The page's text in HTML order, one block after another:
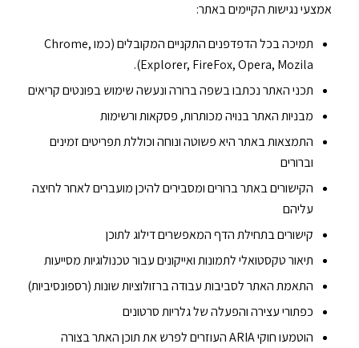
אמצעי נגישות הקיימים באתר:
תמיכה בכל הדפדפנים התקניים המקובלים (כמו Chrome,
Explorer, FireFox, Opera, Mozila).
תכני האתר נכתבו בשפה ברורה ונעשה שימוש בפונטים קריאים
מבניות האתר בנויה מכותרות, פסקאות ורשימות
התמצאות באתר היא פשוטה ונוחה וכוללת תפריטים זמינים
וברורים
הקישורים באתר ברורים ומסבירים להיכן מועברים לאחר לחיצה
עליהם
קישורים בתחילת הדף המאפשרים דילוג לתוכן
תיאור טקסטואלי לתמונות ואייקונים עבור טכנולוגיות מסייעות
התאמת האתר לסביבות עבודה ברזולוציות שונות (רספונסיביות)
כפתורי עצירה והפעלה של גלריות סרטונים
הוטמעו חוקי ARIA העוזרים לפרש את תוכן האתר בצורה